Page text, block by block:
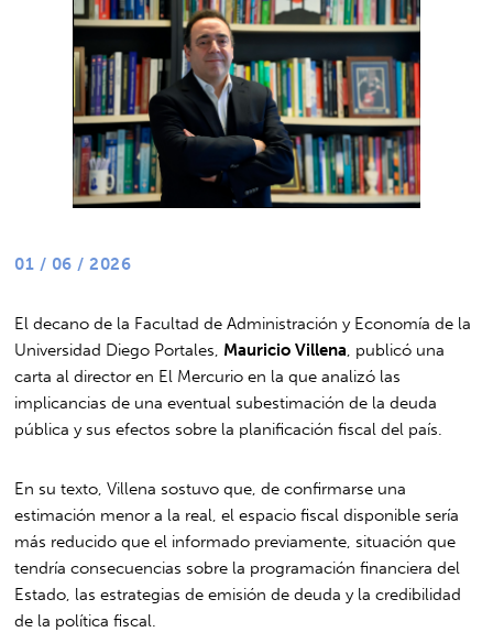
01 / 06 / 2026
El decano de la Facultad de Administración y Economía de la
Universidad Diego Portales, Mauricio Villena , publicó una
carta al director en El Mercurio en la que analizó las
implicancias de una eventual subestimación de la deuda
pública y sus efectos sobre la planificación fiscal del país.
En su texto, Villena sostuvo que, de confirmarse una
estimación menor a la real, el espacio fiscal disponible sería
más reducido que el informado previamente, situación que
tendría consecuencias sobre la programación financiera del
Estado, las estrategias de emisión de deuda y la credibilidad
de la política fiscal.